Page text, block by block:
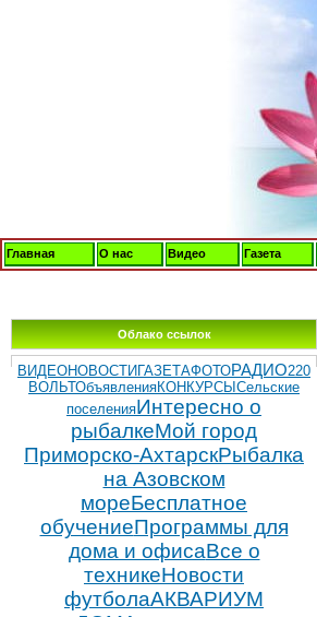
Главная О нас Видео Газета
Облако ссылок
ВИДЕОНОВОСТИ ГАЗЕТАФОТОРАДИО220
ВОЛЬТОбъявленияКОНКУРСЫ Сельские
поселенияИнтересно о
рыбалкеМой город
Приморско-АхтарскРыбалка
на Азовском
мореБесплатное
обучениеПрограммы для
дома и офисаВсе о
техникеНовости
футболаАКВАРИУМ